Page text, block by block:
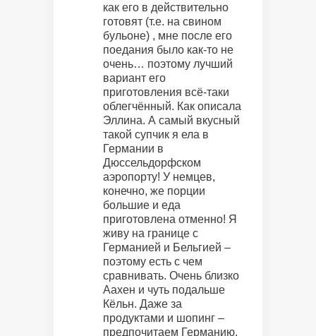
как его в действительно
готовят (т.е. на свином
бульоне) , мне после его
поедания было как-то не
очень… поэтому лучший
вариант его
приготовления всё-таки
облегчённый. Как описала
Эллина. А самый вкусный
такой супчик я ела в
Германии в
Дюссельдорфском
аэропорту! У немцев,
конечно, же порции
большие и еда
приготовлена отменно! Я
живу на границе с
Германией и Бельгией –
поэтому есть с чем
сравнивать. Очень близко
Аахен и чуть подальше
Кёльн. Даже за
продуктами и шопинг –
предпочитаем Германию.